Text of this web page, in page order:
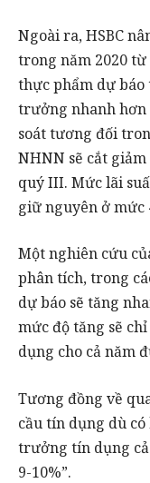
Ngoài ra, HSBC
trong năm 2020 từ
thực phẩm dự báo
trưởng nhanh
soát tương đối
NHNN sẽ cắt
quý III. Mức lãi
giữ nguyên ở mức
Một nghiên cứu
phân tích, trong
dự báo sẽ tăng
mức độ tăng sẽ
dụng cho cả năm
Tương đồng về
cầu tín dụng dù
trưởng tín dụng
9-10%”.